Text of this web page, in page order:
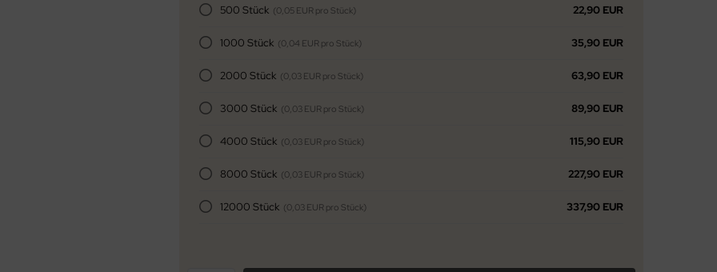
500 Stück (0,05 EUR pro Stück) 22,90 EUR
1000 Stück (0,04 EUR pro Stück) 35,90 EUR
2000 Stück (0,03 EUR pro Stück) 63,90 EUR
3000 Stück (0,03 EUR pro Stück) 89,90 EUR
4000 Stück (0,03 EUR pro Stück) 115,90 EUR
8000 Stück (0,03 EUR pro Stück) 227,90 EUR
12000 Stück (0,03 EUR pro Stück) 337,90 EUR